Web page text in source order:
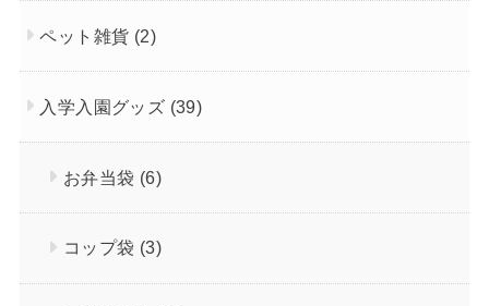
ペット雑貨 (2)
入学入園グッズ (39)
お弁当袋 (6)
コップ袋 (3)